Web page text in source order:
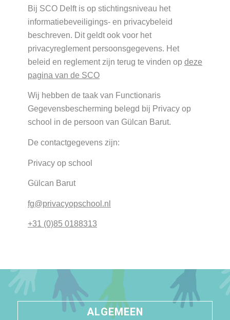
Bij SCO Delft is op stichtingsniveau het
informatiebeveiligings- en privacybeleid
beschreven. Dit geldt ook voor het
privacyreglement persoonsgegevens. Het
beleid en reglement zijn terug te vinden op deze
pagina van de SCO
Wij hebben de taak van Functionaris
Gegevensbescherming belegd bij Privacy op
school in de persoon van Gülcan Barut.
De contactgegevens zijn:
Privacy op school
Gülcan Barut
fg@privacyopschool.nl
+31 (0)85 0188313
ALGEMEEN